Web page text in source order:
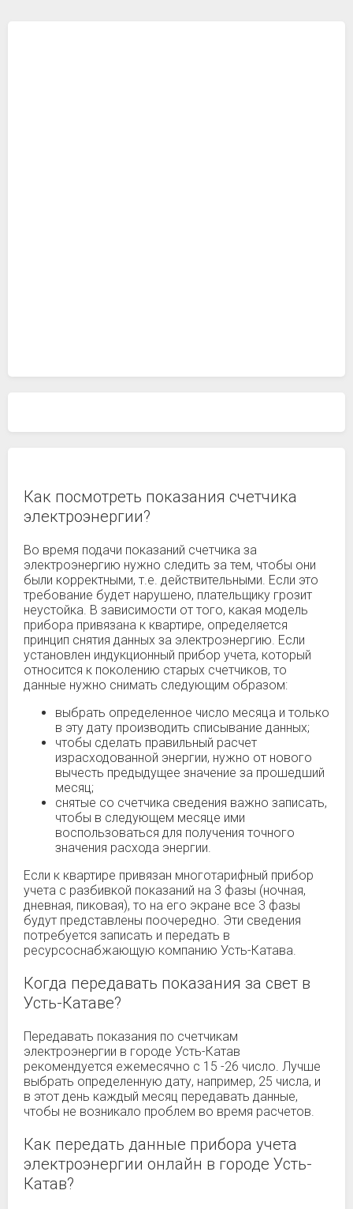
Как посмотреть показания счетчика
электроэнергии?
Во время подачи показаний счетчика за
электроэнергию нужно следить за тем, чтобы они
были корректными, т.е. действительными. Если это
требование будет нарушено, плательщику грозит
неустойка. В зависимости от того, какая модель
прибора привязана к квартире, определяется
принцип снятия данных за электроэнергию. Если
установлен индукционный прибор учета, который
относится к поколению старых счетчиков, то
данные нужно снимать следующим образом:
выбрать определенное число месяца и только
в эту дату производить списывание данных;
чтобы сделать правильный расчет
израсходованной энергии, нужно от нового
вычесть предыдущее значение за прошедший
месяц;
снятые со счетчика сведения важно записать,
чтобы в следующем месяце ими
воспользоваться для получения точного
значения расхода энергии.
Если к квартире привязан многотарифный прибор
учета с разбивкой показаний на 3 фазы (ночная,
дневная, пиковая), то на его экране все 3 фазы
будут представлены поочередно. Эти сведения
потребуется записать и передать в
ресурсоснабжающую компанию Усть-Катава.
Когда передавать показания за свет в
Усть-Катаве?
Передавать показания по счетчикам
электроэнергии в городе Усть-Катав
рекомендуется ежемесячно с 15 -26 число. Лучше
выбрать определенную дату, например, 25 числа, и
в этот день каждый месяц передавать данные,
чтобы не возникало проблем во время расчетов.
Как передать данные прибора учета
электроэнергии онлайн в городе Усть-
Катав?